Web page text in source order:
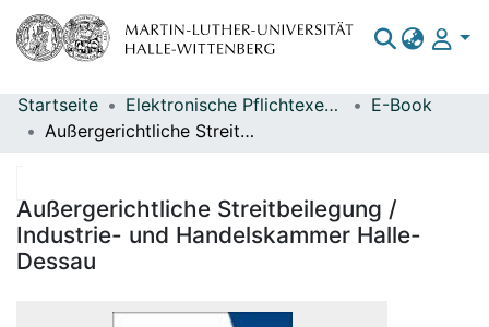
Bereiche & Sammlungen
Statistiken
Startseite Elektronische Pflichtexemplare
E-Book
Außergerichtliche Streitbeilegung / Industrie- und Handelskammer Halle-Dessau
Außergerichtliche Streitbeilegung /
Industrie- und Handelskammer Halle-
Dessau